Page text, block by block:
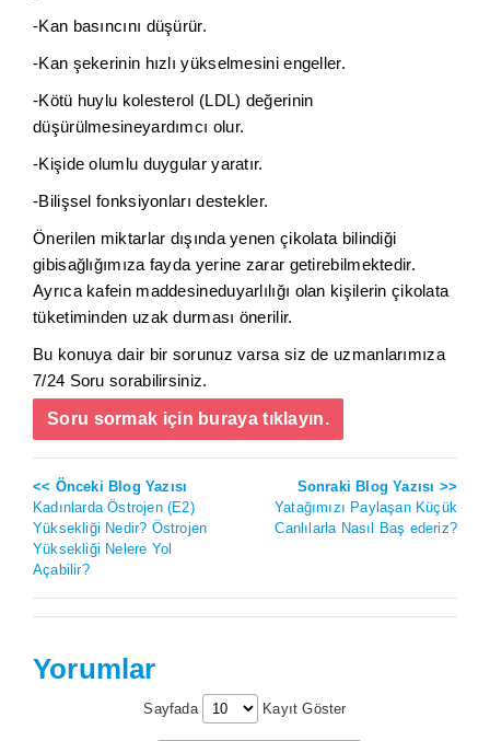
-Kan basıncını düşürür.
-Kan şekerinin hızlı yükselmesini engeller.
-Kötü huylu kolesterol (LDL) değerinin
düşürülmesineyardımcı olur.
-Kişide olumlu duygular yaratır.
-Bilişsel fonksiyonları destekler.
Önerilen miktarlar dışında yenen çikolata bilindiği
gibisağlığımıza fayda yerine zarar getirebilmektedir.
Ayrıca kafein maddesineduyarlılığı olan kişilerin çikolata
tüketiminden uzak durması önerilir.
Bu konuya dair bir sorunuz varsa siz de uzmanlarımıza
7/24 Soru sorabilirsiniz.
Soru sormak için buraya tıklayın.
<< Önceki Blog Yazısı
Kadınlarda Östrojen (E2)
Yüksekliği Nedir? Östrojen
Yüksekliği Nelere Yol
Açabilir?
Sonraki Blog Yazısı >>
Yatağımızı Paylaşan Küçük
Canlılarla Nasıl Baş ederiz?
Yorumlar
Sayfada Kayıt Göster